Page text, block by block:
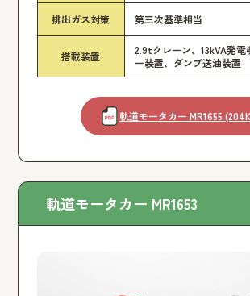
排出ガス対策 第三次基準相当
搭載装置
2.9tクレーン、13kVA発電
ー装置、ダンプ送油装置
軌道モータカー MR1655
軌道モータカー MR1653